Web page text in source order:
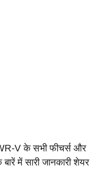
V के सभी फीचर्स और
में सारी जानकारी शेयर